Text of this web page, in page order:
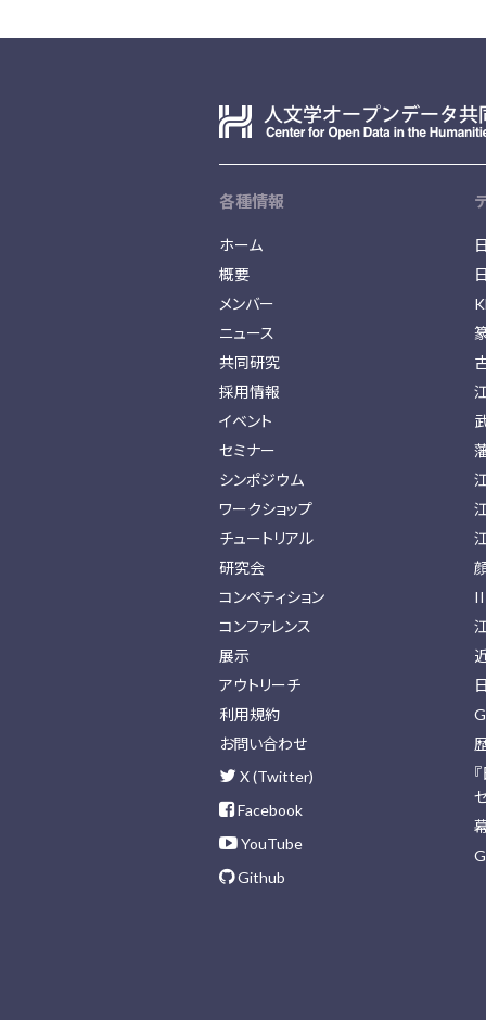
各種情報
ホーム
概要
メンバー
ニュース
共同研究
採用情報
イベント
セミナー
シンポジウム
ワークショップ
チュートリアル
研究会
コンペティション
コンファレンス
展示
アウトリーチ
利用規約
お問い合わせ
X (Twitter)
Facebook
YouTube
Github